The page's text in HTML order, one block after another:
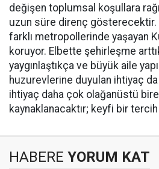
değişen toplumsal koşullara
uzun süre direnç gösterecektir.
farklı metropollerinde yaşayan
koruyor. Elbette şehirleşme
yaygınlaştıkça ve büyük aile
huzurevlerine duyulan ihtiyaç
ihtiyaç daha çok olağanüstü
kaynaklanacaktır; keyfi bir
HABERE YORUM KAT